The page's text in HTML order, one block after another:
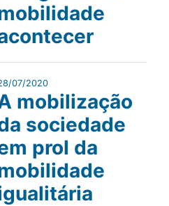
07/2020
mobilização
sociedade
prol da